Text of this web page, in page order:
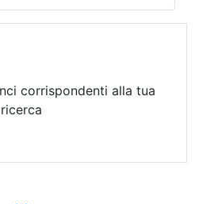
corrispondenti alla tua
ricerca